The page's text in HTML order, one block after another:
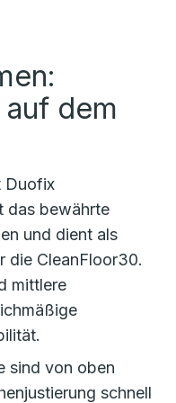
dem
Duofix
das bewährte
und dient als
die CleanFloor30.
mittlere
sind von oben
schnell